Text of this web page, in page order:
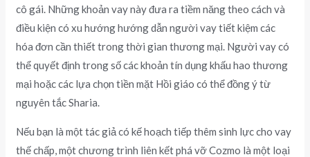
cô gái. Những khoản vay này đưa ra tiềm năng theo cách và
điều kiện có xu hướng hướng dẫn người vay tiết kiệm các
hóa đơn cần thiết trong thời gian thương mại. Người vay có
thể quyết định trong số các khoản tín dụng khấu hao thương
mại hoặc các lựa chọn tiền mặt Hồi giáo có thể đồng ý từ
nguyên tắc Sharia.
Nếu bạn là một tác giả có kế hoạch tiếp thêm sinh lực cho vay
thế chấp, một chương trình liên kết phá vỡ Cozmo là một loại